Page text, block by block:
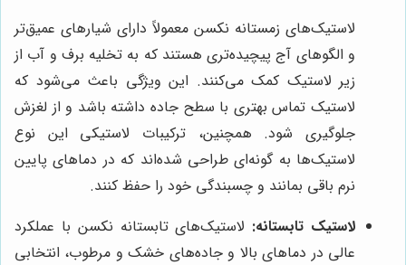
لاستیک‌های زمستانه نکسن معمولاً دارای شیارهای عمیق‌تر
و الگوهای آج پیچیده‌تری هستند که به تخلیه برف و آب از
زیر لاستیک کمک می‌کنند. این ویژگی باعث می‌شود که
لاستیک تماس بهتری با سطح جاده داشته باشد و از لغزش
جلوگیری شود. همچنین، ترکیبات لاستیکی این نوع
لاستیک‌ها به گونه‌ای طراحی شده‌اند که در دماهای پایین
نرم باقی بمانند و چسبندگی خود را حفظ کنند.
لاستیک تابستانه: لاستیک‌های تابستانه نکسن با عملکرد
عالی در دماهای بالا و جاده‌های خشک و مرطوب، انتخابی